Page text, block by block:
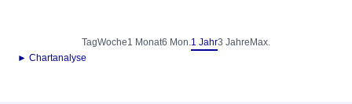
TagWoche1 Monat6 Mon.1 Jahr3 Jahre Max.
► Chartanalyse